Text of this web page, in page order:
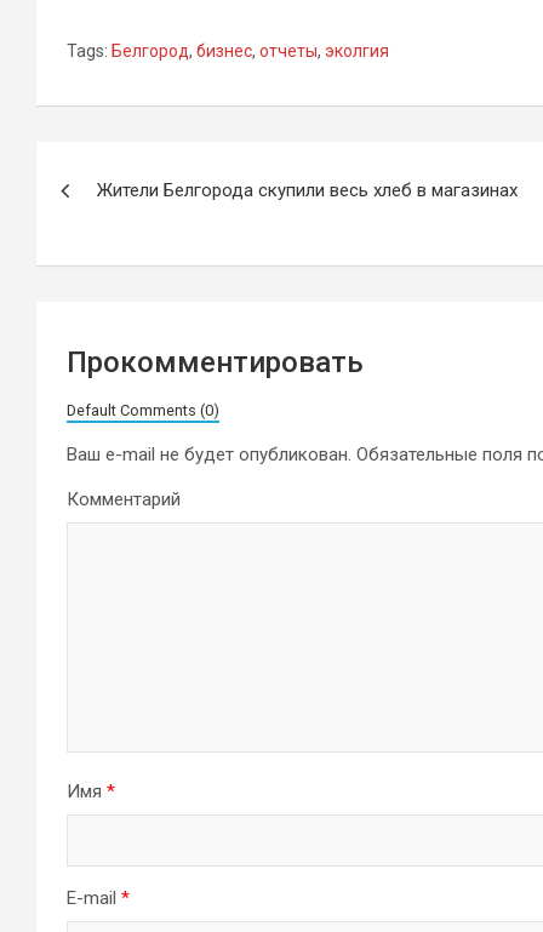
Tags: Белгород, бизнес, отчеты, эколгия
записям
Жители Белгорода скупили весь хлеб в магазинах
Прокомментировать
Default Comments (0)
Ваш e-mail не будет опубликован. Обязательные поля
Комментарий
Имя *
E-mail *